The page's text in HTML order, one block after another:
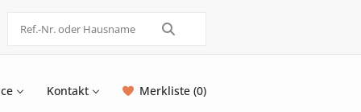
Kontakt Merkliste (0)